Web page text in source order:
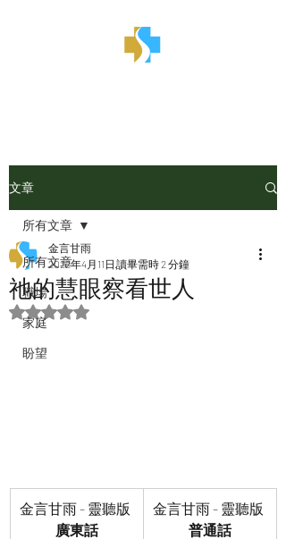
文章
所有文章
職場
家庭
盼望
所有文章
祂的慧眼察看世人
金言甘雨
2022年4月11日 讀畢需時 2 分鐘
評等為 NaN（最高為 5 顆星）。
金言甘雨 - 靈聽版
廣東話
金言甘雨 - 靈聽版
普通話